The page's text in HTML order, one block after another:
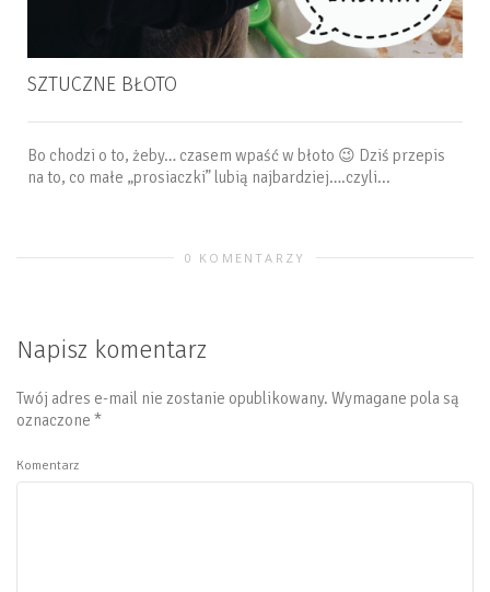
SZTUCZNE BŁOTO
Bo chodzi o to, żeby… czasem wpaść w błoto 😉 Dziś przepis
na to, co małe „prosiaczki” lubią najbardziej….czyli...
0 KOMENTARZY
Napisz komentarz
Twój adres e-mail nie zostanie opublikowany. Wymagane pola są
oznaczone *
Komentarz